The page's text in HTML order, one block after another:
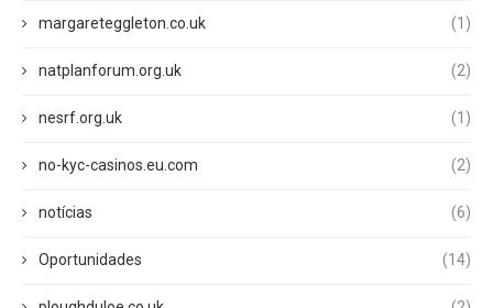
margareteggleton.co.uk (1)
natplanforum.org.uk (2)
nesrf.org.uk (1)
no-kyc-casinos.eu.com (2)
notícias (6)
Oportunidades (14)